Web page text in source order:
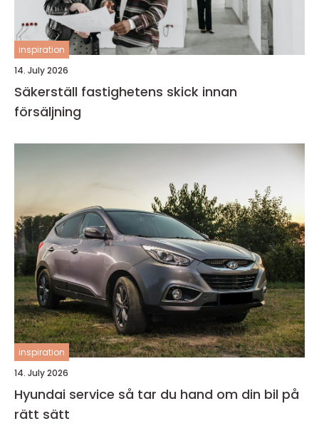
inspiration
14. July 2026
Säkerställ fastighetens skick innan
försäljning
inspiration
14. July 2026
Hyundai service så tar du hand om din bil på
rätt sätt